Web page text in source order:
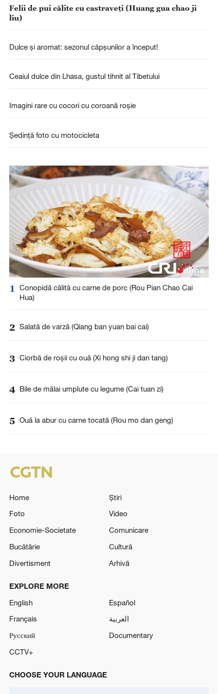
Felii de pui călite cu castraveți (Huang gua chao ji
liu)
Dulce și aromat: sezonul căpșunilor a început!
Ceaiul dulce din Lhasa, gustul tihnit al Tibetului
Imagini rare cu cocori cu coroană roșie
Ședință foto cu motocicleta
1
Conopidă călită cu carne de porc (Rou Pian Chao Cai
Hua)
2 Salată de varză (Qiang ban yuan bai cai)
3 Ciorbă de roşii cu ouă (Xi hong shi ji dan tang)
4 Bile de mălai umplute cu legume (Cai tuan zi)
5 Ouă la abur cu carne tocată (Rou mo dan geng)
Home
Știri
Foto
Video
Economie-Societate
Comunicare
Bucătărie
Cultură
Divertisment
Arhivă
EXPLORE MORE
English
Español
Français
العربية
Русский
Documentary
CCTV+
CHOOSE YOUR LANGUAGE